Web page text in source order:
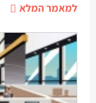
למאמר המלא